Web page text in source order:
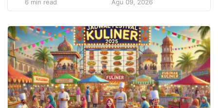
Teknologi Komunikasi Canggih membawa perubahan
semua sektor kehidupan mulai dari bisnis, pendidikan,
hingga kehidupan sosial terpengaruh secara
signifikan. Transformasi ini bukan hanya soal
perangkat atau jaringan, tetapi […]
6 min read Agu 09, 2026